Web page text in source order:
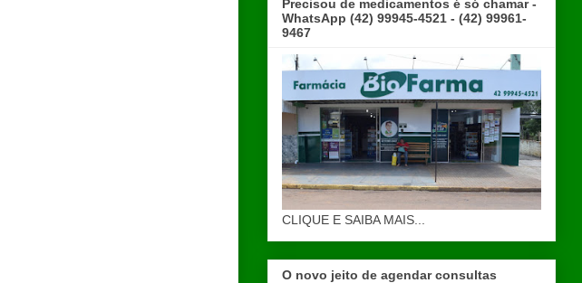
Precisou de medicamentos é só chamar -
WhatsApp (42) 99945-4521 - (42) 99961-
9467
CLIQUE E SAIBA MAIS...
O novo jeito de agendar consultas